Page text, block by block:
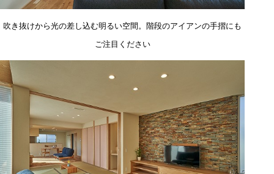
吹き抜けから光の差し込む明るい空間。階段のアイアンの手摺にも
ご注目ください